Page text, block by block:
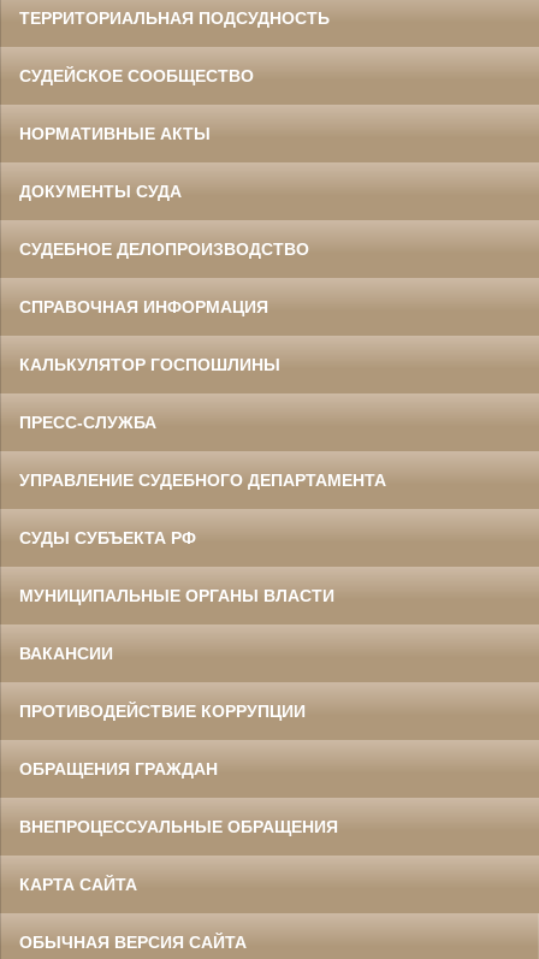
ТЕРРИТОРИАЛЬНАЯ ПОДСУДНОСТЬ
СУДЕЙСКОЕ СООБЩЕСТВО
НОРМАТИВНЫЕ АКТЫ
ДОКУМЕНТЫ СУДА
СУДЕБНОЕ ДЕЛОПРОИЗВОДСТВО
СПРАВОЧНАЯ ИНФОРМАЦИЯ
КАЛЬКУЛЯТОР ГОСПОШЛИНЫ
ПРЕСС-СЛУЖБА
УПРАВЛЕНИЕ СУДЕБНОГО ДЕПАРТАМЕНТА
СУДЫ СУБЪЕКТА РФ
МУНИЦИПАЛЬНЫЕ ОРГАНЫ ВЛАСТИ
ВАКАНСИИ
ПРОТИВОДЕЙСТВИЕ КОРРУПЦИИ
ОБРАЩЕНИЯ ГРАЖДАН
ВНЕПРОЦЕССУАЛЬНЫЕ ОБРАЩЕНИЯ
КАРТА САЙТА
ОБЫЧНАЯ ВЕРСИЯ САЙТА